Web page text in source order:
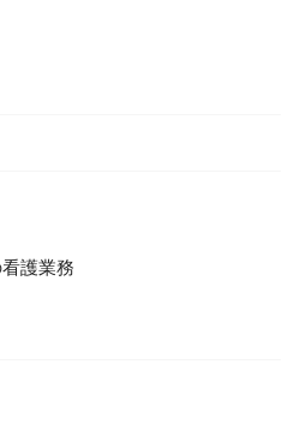
フがひとつのチームとして提供
ケアに大切な「五感で感じるや
しております。
らぐ設備◇
方も歓迎です！
フ監修のおいしくてヘルシー
備なので、安心してお子様を
護業務